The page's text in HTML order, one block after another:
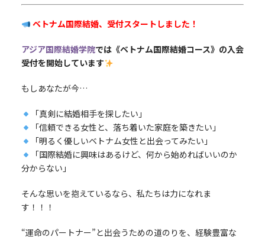
ベトナム国際結婚、受付スタートしました！
アジア国際結婚学院では《ベトナム国際結婚コース》の入会
受付を開始しています
もしあなたが今…
「真剣に結婚相手を探したい」
「信頼できる女性と、落ち着いた家庭を築きたい」
「明るく優しいベトナム女性と出会ってみたい」
「国際結婚に興味はあるけど、何から始めればいいのか
分からない」
そんな思いを抱えているなら、私たちは力になれま
す！！！
“運命のパートナー”と出会うための道のりを、経験豊富な